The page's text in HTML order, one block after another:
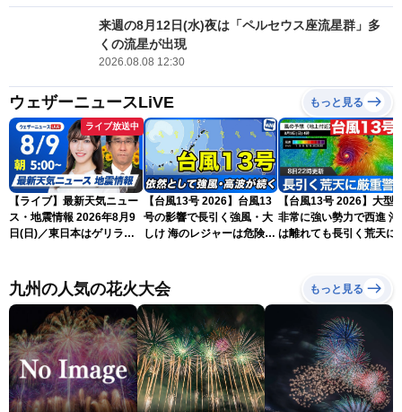
来週の8月12日(水)夜は「ペルセウス座流星群」多
くの流星が出現
2026.08.08 12:30
ウェザーニュースLiVE もっと見る
ライブ放送中
【ライブ】最新天気ニュー
ス・地震情報 2026年8月9
日(日)／東日本はゲリラ雷
ュースLiVEモーニング・魚
住茉由／山口剛央〉
【台風13号 2026】台風13
号の影響で長引く強風・大
しけ 海のレジャーは危険(9
【台風13号 2026】大型
非常に強い勢力で西進 沖縄
は離れても長引く荒天に
九州の人気の花火大会 もっと見る